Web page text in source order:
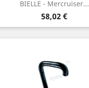
BIELLE - Mercruiser...
Prix
58,02 €